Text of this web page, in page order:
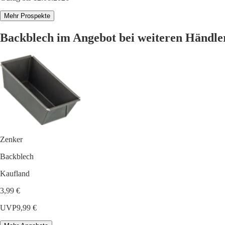
Mehr Prospekte
Backblech im Angebot bei weiteren
Zenker
Backblech
Kaufland
3,99 €
UVP9,99 €